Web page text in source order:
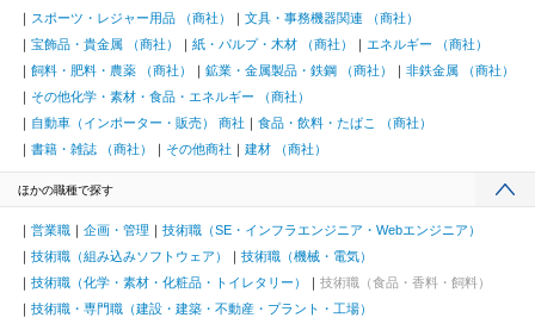
スポーツ・レジャー用品 （商社）
文具・事務機器関連 （商社）
宝飾品・貴金属 （商社）
紙・パルプ・木材 （商社）
エネルギー （商社）
飼料・肥料・農薬 （商社）
鉱業・金属製品・鉄鋼 （商社）
非鉄金属 （商社）
その他化学・素材・食品・エネルギー （商社）
自動車（インポーター・販売） 商社
食品・飲料・たばこ （商社）
書籍・雑誌 （商社）
その他商社 建材 （商社）
ほかの職種で探す
営業職 企画・管理
技術職（SE・インフラエンジニア・Webエンジニア）
技術職（組み込みソフトウェア）
技術職（機械・電気）
技術職（化学・素材・化粧品・トイレタリー）
技術職（食品・香料・飼料）
技術職・専門職（建設・建築・不動産・プラント・工場）